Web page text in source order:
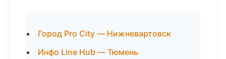
Город Pro City — Нижневартовск
Инфо Line Hub — Тюмень